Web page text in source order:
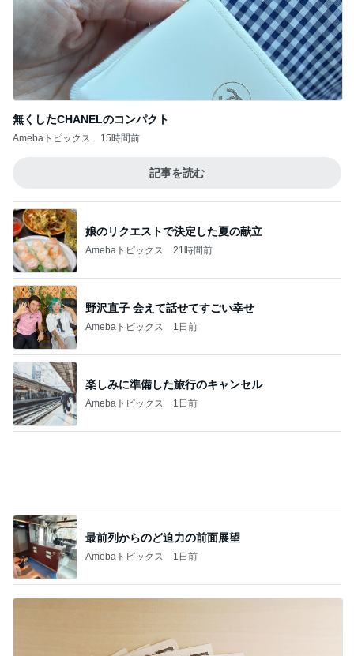
記事を読む
娘のリクエストで決定した夏の献立
Amebaトピックス 21時間前
Amebaトピックス 1日前
楽しみに準備した旅行のキャンセル
Amebaトピックス 1日前
最前列からのど迫力の前面展望
Amebaトピックス 1日前
給付金で自分で買ったカルティエ
Amebaトピックス